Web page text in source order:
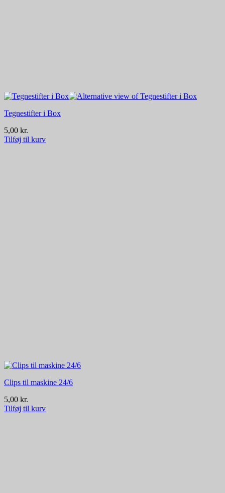
Tegnestifter i Box
5,00 kr.
Tilføj til kurv
Clips til maskine 24/6
5,00 kr.
Tilføj til kurv